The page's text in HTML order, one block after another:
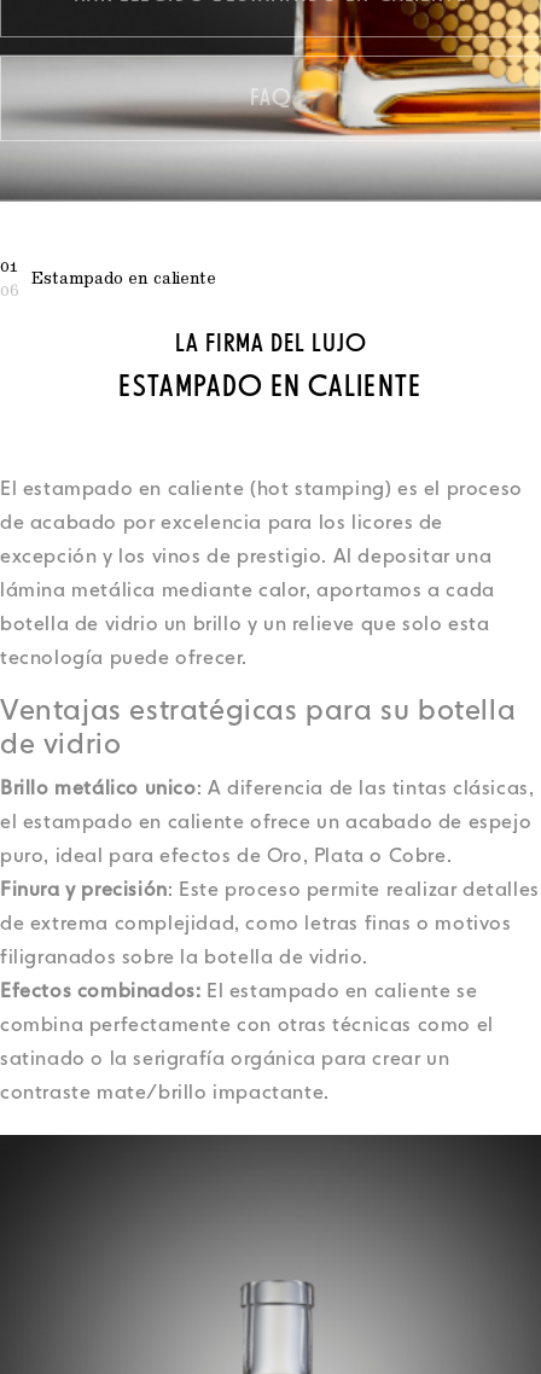
FAQ
01
06
Estampado en caliente
LA FIRMA DEL LUJO
ESTAMPADO EN CALIENTE
El estampado en caliente (hot stamping) es el proceso
de acabado por excelencia para los licores de
excepción y los vinos de prestigio. Al depositar una
lámina metálica mediante calor, aportamos a cada
botella de vidrio un brillo y un relieve que solo esta
tecnología puede ofrecer.
Ventajas estratégicas para su botella
de vidrio
Brillo metálico unico: A diferencia de las tintas clásicas,
el estampado en caliente ofrece un acabado de espejo
puro, ideal para efectos de Oro, Plata o Cobre.
Finura y precisión: Este proceso permite realizar detalles
de extrema complejidad, como letras finas o motivos
filigranados sobre la botella de vidrio.
Efectos combinados: El estampado en caliente se
combina perfectamente con otras técnicas como el
satinado o la serigrafía orgánica para crear un
contraste mate/brillo impactante.